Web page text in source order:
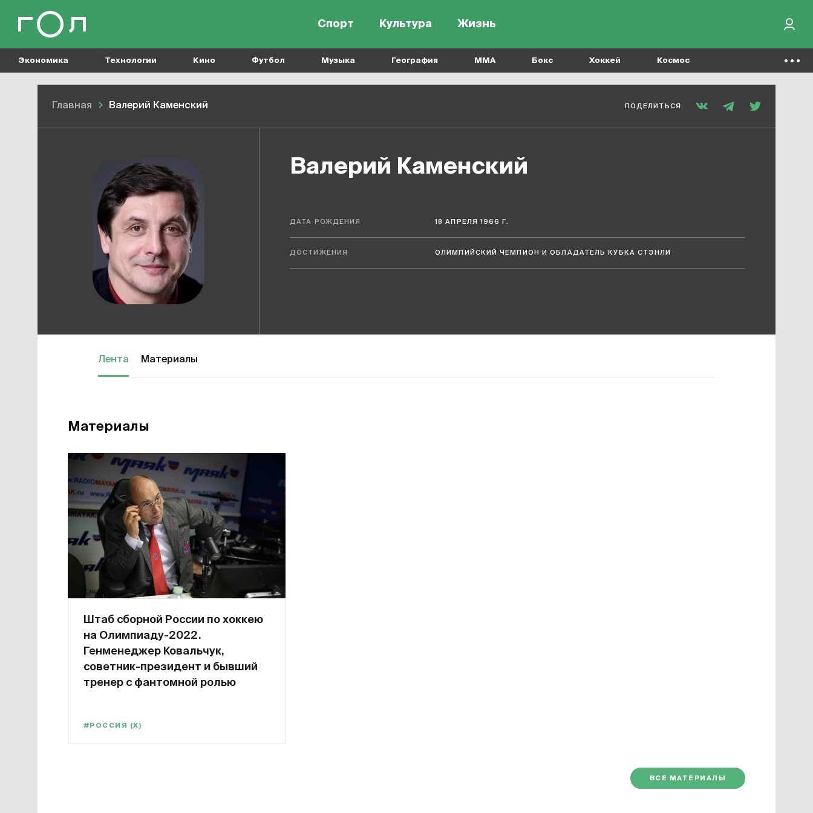
Спорт Культура Жизнь
Экономика Технологии Кино Футбол Музыка География MMA Бокс Хоккей Космос
Главная Валерий Каменский ПОДЕЛИТЬСЯ:
Валерий Каменский
ДАТА РОЖДЕНИЯ 18 АПРЕЛЯ 1966 Г.
ДОСТИЖЕНИЯ ОЛИМПИЙСКИЙ ЧЕМПИОН И ОБЛАДАТЕЛЬ КУБКА СТЭНЛИ
Лента Материалы
Материалы
Штаб сборной России по хоккею
на Олимпиаду-2022.
Генменеджер Ковальчук,
советник-президент и бывший
тренер с фантомной ролью
#РОССИЯ (Х)
ВСЕ МАТЕРИАЛЫ